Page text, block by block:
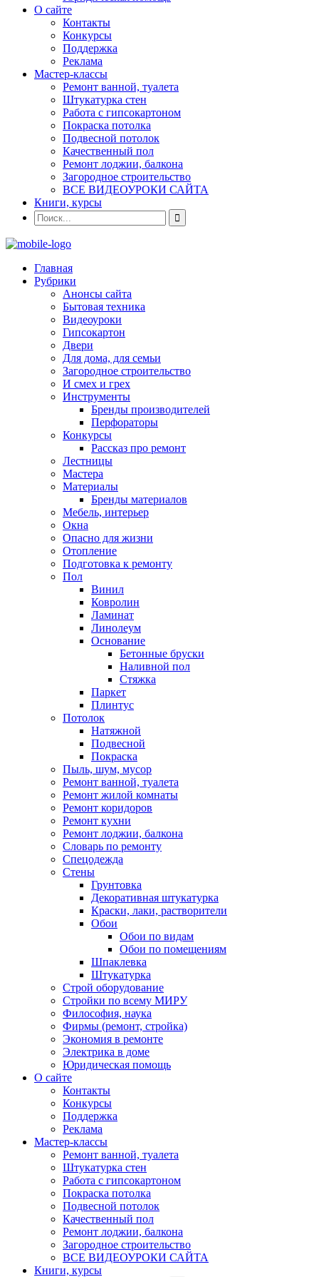
О сайте
Контакты
Конкурсы
Поддержка
Реклама
Мастер-классы
Ремонт ванной, туалета
Штукатурка стен
Работа с гипсокартоном
Покраска потолка
Подвесной потолок
Качественный пол
Ремонт лоджии, балкона
Загородное строительство
ВСЕ ВИДЕОУРОКИ САЙТА
Книги, курсы
Главная
Рубрики
Анонсы сайта
Бытовая техника
Видеоуроки
Гипсокартон
Двери
Для дома, для семьи
Загородное строительство
И смех и грех
Инструменты
Бренды производителей
Перфораторы
Конкурсы
Рассказ про ремонт
Лестницы
Мастера
Материалы
Бренды материалов
Мебель, интерьер
Окна
Опасно для жизни
Отопление
Подготовка к ремонту
Пол
Винил
Ковролин
Ламинат
Линолеум
Основание
Бетонные бруски
Наливной пол
Стяжка
Паркет
Плинтус
Потолок
Натяжной
Подвесной
Покраска
Пыль, шум, мусор
Ремонт ванной, туалета
Ремонт жилой комнаты
Ремонт коридоров
Ремонт кухни
Ремонт лоджии, балкона
Словарь по ремонту
Спецодежда
Стены
Грунтовка
Декоративная штукатурка
Краски, лаки, растворители
Обои
Обои по видам
Обои по помещениям
Шпаклевка
Штукатурка
Строй оборудование
Стройки по всему МИРУ
Философия, наука
Фирмы (ремонт, стройка)
Экономия в ремонте
Электрика в доме
Юридическая помощь
О сайте
Контакты
Конкурсы
Поддержка
Реклама
Мастер-классы
Ремонт ванной, туалета
Штукатурка стен
Работа с гипсокартоном
Покраска потолка
Подвесной потолок
Качественный пол
Ремонт лоджии, балкона
Загородное строительство
ВСЕ ВИДЕОУРОКИ САЙТА
Книги, курсы